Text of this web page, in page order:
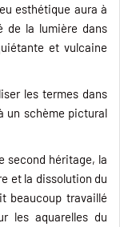
esthétique aura à
de la lumière dans
et vulcaine
les termes dans
un schème pictural
second héritage, la
et la dissolution du
beaucoup travaillé
les aquarelles du